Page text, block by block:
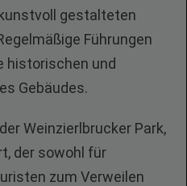
gestalteten
Führungen
historischen und
Gebäudes.
Weinzierlbrucker Park,
der sowohl für
zum Verweilen